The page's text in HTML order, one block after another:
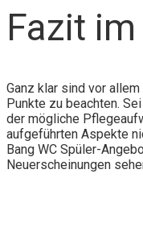
Fazit
Ganz klar sind vor
Punkte zu beachten.
der mögliche
aufgeführten Aspekte
Bang WC Spüler-
Neuerscheinungen